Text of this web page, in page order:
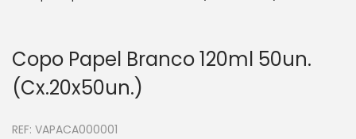
Copo Papel Branco 120ml 50un.
(Cx.20x50un.)
REF: VAPACA000001